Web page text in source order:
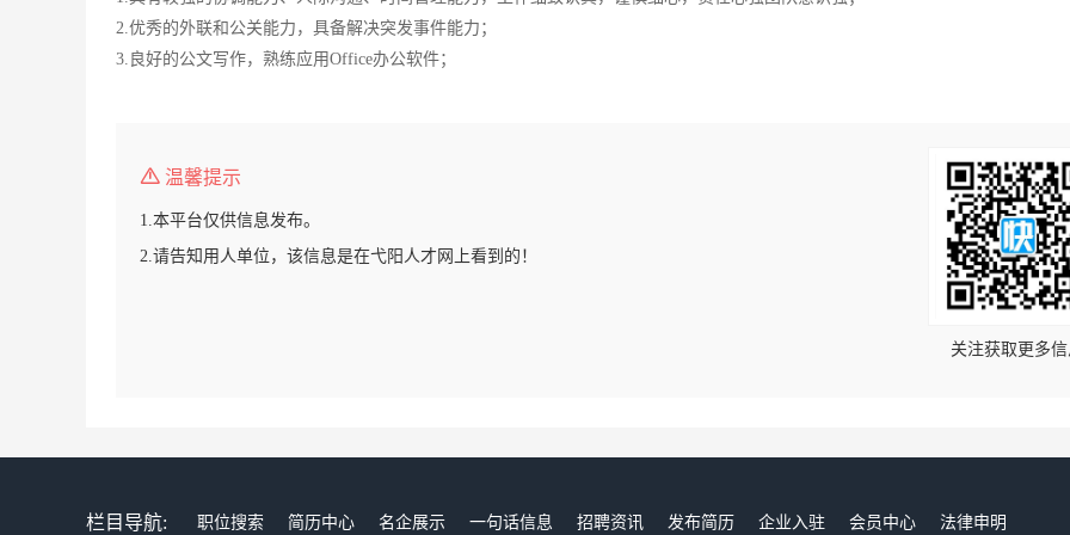
2.优秀的外联和公关能力，具备解决突发事件能力；
3.良好的公文写作，熟练应用Office办公软件；
温馨提示
1.本平台仅供信息发布。
2.请告知用人单位，该信息是在弋阳人才网上看到的！
关注获取更多
栏目导航: 职位搜索 简历中心 名企展示 一句话信息 招聘资讯 发布简历 企业入驻 会员中心 法律申明